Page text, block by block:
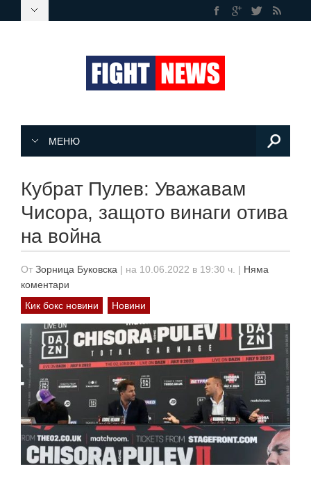
МЕНЮ
Кубрат Пулев: Уважавам
Чисора, защото винаги отива
на война
От Зорница Буковска | на 10.06.2022 в 19:30 ч. | Няма
коментари
Кик бокс новини
Новини